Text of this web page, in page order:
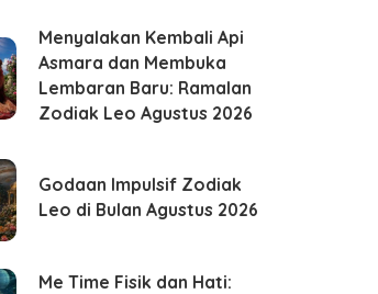
Menyalakan Kembali Api
Asmara dan Membuka
Lembaran Baru: Ramalan
Zodiak Leo Agustus 2026
Godaan Impulsif Zodiak
Leo di Bulan Agustus 2026
Me Time Fisik dan Hati: